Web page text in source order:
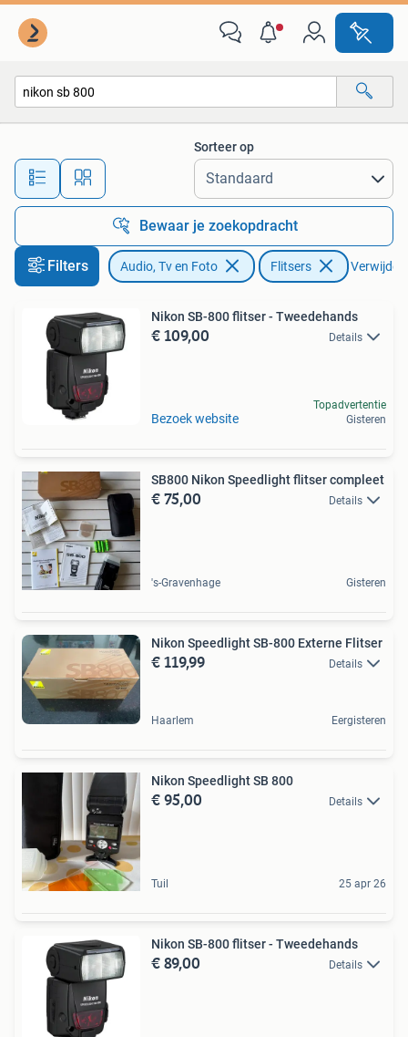
Alle afstanden…
Sorteer op
Bewaar je zoekopdracht
Filters Audio, Tv en Foto Flitsers Verwijder
Nikon SB-800 flitser - Tweedehands
€ 109,00 Details
Bezoek website
Topadvertentie
Gisteren
SB800 Nikon Speedlight flitser compleet
€ 75,00 Details
's-Gravenhage Gisteren
Nikon Speedlight SB-800 Externe Flitser
€ 119,99 Details
Haarlem Eergisteren
Nikon Speedlight SB 800
€ 95,00 Details
Tuil 25 apr 26
Nikon SB-800 flitser - Tweedehands
€ 89,00 Details